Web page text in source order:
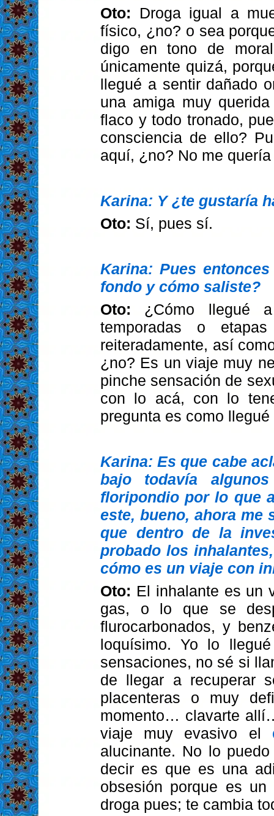
Oto: Droga igual a
físico, ¿no? o sea
digo en tono de
únicamente quizá,
llegué a sentir dañado
una amiga muy
flaco y todo tronado,
consciencia de ello?
aquí, ¿no? No me
Karina: Y ¿te gustaría
Oto: Sí, pues sí.
Karina: Pues
fondo y cómo saliste?
Oto: ¿Cómo llegué
temporadas o
reiteradamente, así
¿no? Es un viaje muy
pinche sensación de
con lo acá, con lo
pregunta es como
Karina: Es que cabe
bajo todavía
floripondio por lo que
este, bueno, ahora me
que dentro de la
probado los
cómo es un viaje con
Oto: El inhalante es un
gas, o lo que se
flurocarbonados, y
loquísimo. Yo lo
sensaciones, no sé si
de llegar a recuperar
placenteras o muy
momento… clavarte
viaje muy evasivo el
alucinante. No lo
decir es que es una
obsesión porque es
droga pues; te cambia